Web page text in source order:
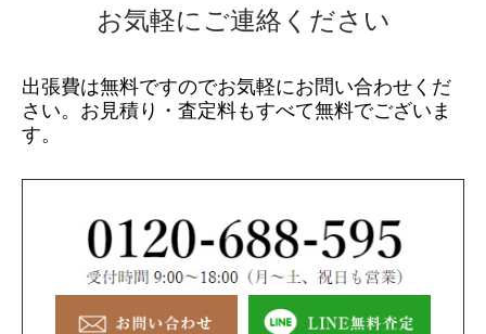
お気軽にご連絡ください
出張費は無料ですのでお気軽にお問い合わせくだ
さい。 お見積り・査定料もすべて無料でございま
す。